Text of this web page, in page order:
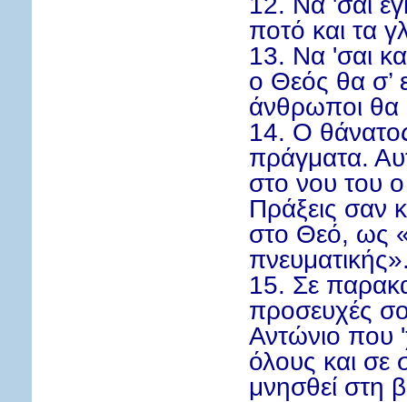
ποτό και τα
13. Να 'σαι
ο Θεός θα σ’
άνθρωποι θα
14. Ο θάνατος
πράγματα.
στο νου του
Πράξεις σαν
στο Θεό, ως
15. Σε
προσευχές
Αντώνιο που
όλους και σε
μνησθεί στη